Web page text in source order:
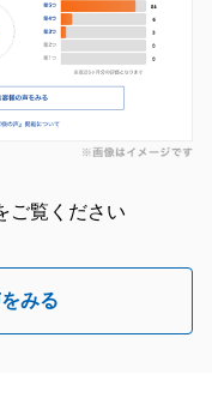
ご覧ください
みる